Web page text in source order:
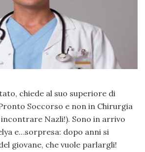
chiede al suo superiore di
Soccorso e non in Chirurgia
Nazli!). Sono in arrivo
e…sorpresa: dopo anni si
giovane, che vuole parlargli!